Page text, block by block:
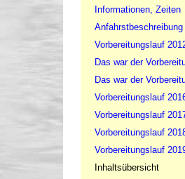
Informationen, Zeiten
Anfahrstbeschreibung
Vorbereitungslauf
Das war der
Das war der
Vorbereitungslauf
Vorbereitungslauf
Vorbereitungslauf
Vorbereitungslauf
Inhaltsübersicht